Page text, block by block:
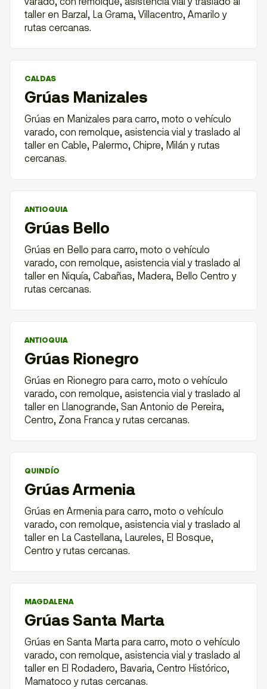
taller en Barzal, La Grama, Villacentro, Amarilo y
rutas cercanas.
CALDAS
Grúas Manizales
Grúas en Manizales para carro, moto o vehículo
varado, con remolque, asistencia vial y traslado al
taller en Cable, Palermo, Chipre, Milán y rutas
cercanas.
ANTIOQUIA
Grúas Bello
Grúas en Bello para carro, moto o vehículo
varado, con remolque, asistencia vial y traslado al
taller en Niquía, Cabañas, Madera, Bello Centro y
rutas cercanas.
ANTIOQUIA
Grúas Rionegro
Grúas en Rionegro para carro, moto o vehículo
varado, con remolque, asistencia vial y traslado al
taller en Llanogrande, San Antonio de Pereira,
Centro, Zona Franca y rutas cercanas.
QUINDÍO
Grúas Armenia
Grúas en Armenia para carro, moto o vehículo
varado, con remolque, asistencia vial y traslado al
taller en La Castellana, Laureles, El Bosque,
Centro y rutas cercanas.
MAGDALENA
Grúas Santa Marta
Grúas en Santa Marta para carro, moto o vehículo
varado, con remolque, asistencia vial y traslado al
taller en El Rodadero, Bavaria, Centro Histórico,
Mamatoco y rutas cercanas.